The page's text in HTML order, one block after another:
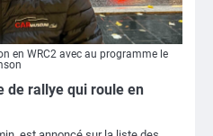
en WRC2 avec au programme le
de rallye qui roule en